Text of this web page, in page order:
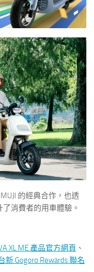
的經典合作，也透
消費者的用車體驗。
XL ME 產品官方網頁 、
新 Gogoro Rewards 聯名